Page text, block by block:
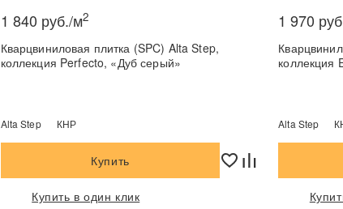
1 840 руб./м2
Кварцвиниловая плитка (SPC) Alta Step,
коллекция Perfecto, «Дуб серый»
Alta Step КНР
Купить
Купить в один клик
1 970
коллекция
Alta Step